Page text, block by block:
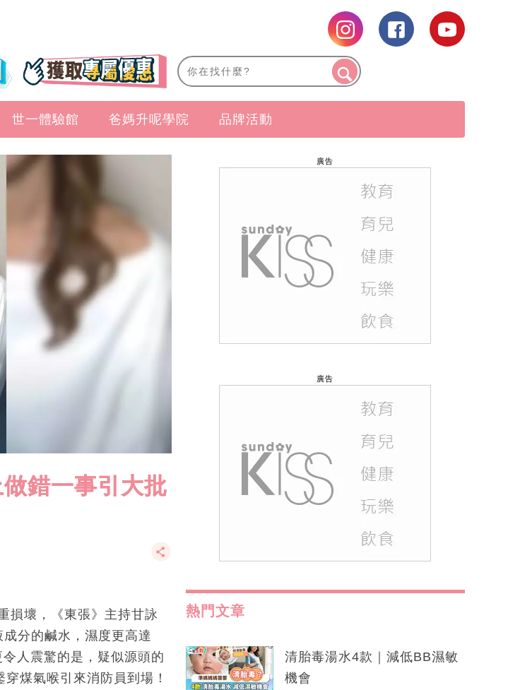
世一體驗館 爸媽升呢學院 品牌活動
錯一事引大批
損壞，《東張》主持甘詠
分的鹹水，濕度更高達
人震驚的是，疑似源頭的
煤氣喉引來消防員到場！
廣告
廣告
熱門文章
清胎毒湯水4款｜減低BB濕敏
機會